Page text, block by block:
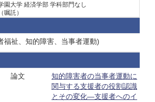
園大学 経済学部 学科部門なし
嘱託）
福祉、知的障害、当事者運動)
論文
知的障害者の当事者運動に
関与する支援者の役割認識
とその変化―支援者へのイ